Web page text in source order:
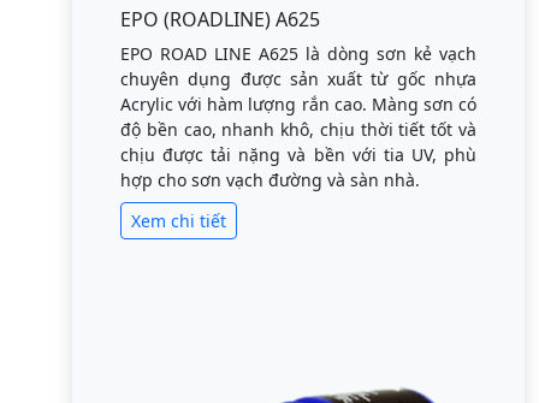
EPO (ROADLINE) A625
EPO ROAD LINE A625 là dòng sơn kẻ vạch
chuyên dụng được sản xuất từ gốc nhựa
Acrylic với hàm lượng rắn cao. Màng sơn có
độ bền cao, nhanh khô, chịu thời tiết tốt và
chịu được tải nặng và bền với tia UV, phù
hợp cho sơn vạch đường và sàn nhà.
Xem chi tiết